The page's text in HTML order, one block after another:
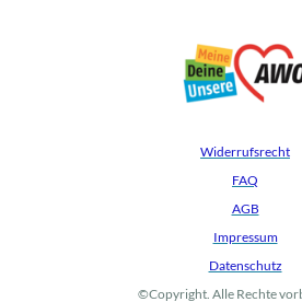
Widerrufsrecht
FAQ
AGB
Impressum
Datenschutz
©Copyright. Alle Rechte